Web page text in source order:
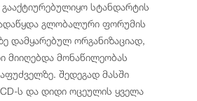
სტანდარტის
გლობალური ფორუმის
დამყარებულ ორგანიზაციად,
მიიღებდა მონაწილეობას
შედეგად მასში
ს და დიდი ოცეულის ყველა